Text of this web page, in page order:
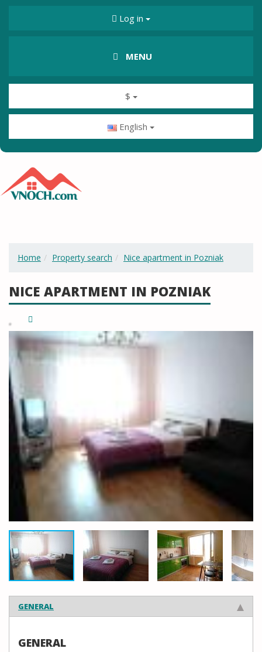
Log in
MENU
$
English
Home Property search Nice apartment in Pozniak
NICE APARTMENT IN POZNIAK
GENERAL
GENERAL